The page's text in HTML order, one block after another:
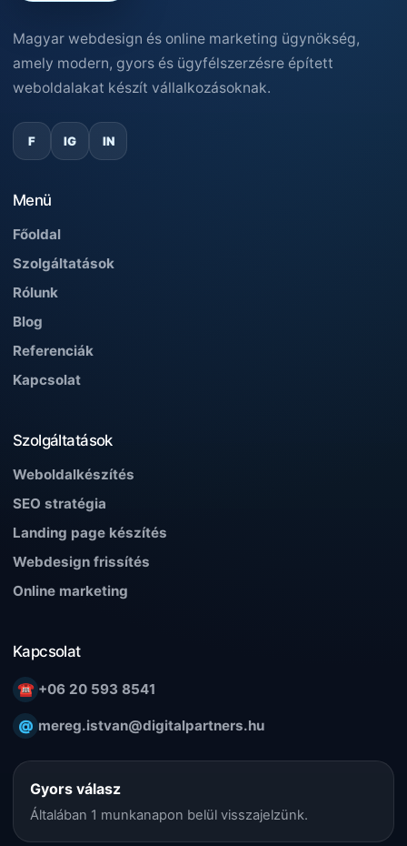
Magyar webdesign és online marketing ügynökség,
amely modern, gyors és ügyfélszerzésre épített
weboldalakat készít vállalkozásoknak.
F IG IN
Menü
Főoldal
Szolgáltatások
Rólunk
Blog
Referenciák
Kapcsolat
Szolgáltatások
Weboldalkészítés
SEO stratégia
Landing page készítés
Webdesign frissítés
Online marketing
Kapcsolat
☎ +06 20 593 8541
@ mereg.istvan@digitalpartners.hu
Gyors válasz
Általában 1 munkanapon belül visszajelzünk.